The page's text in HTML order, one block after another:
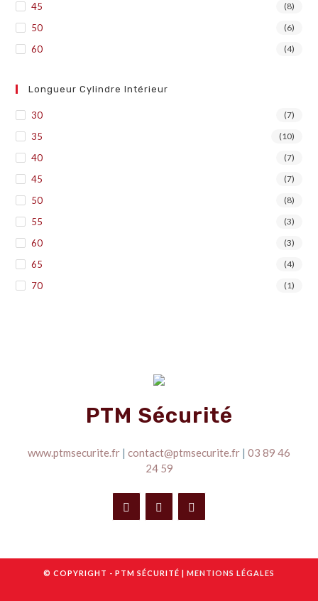
45 (8)
50 (6)
60 (4)
Longueur Cylindre Intérieur
30 (7)
35 (10)
40 (7)
45 (7)
50 (8)
55 (3)
60 (3)
65 (4)
70 (1)
PTM Sécurité
www.ptmsecurite.fr | contact@ptmsecurite.fr | 03 89 46
24 59
© COPYRIGHT - PTM SÉCURITÉ | MENTIONS LÉGALES